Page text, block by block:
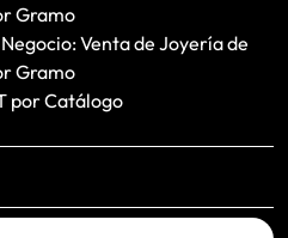
Gramo
Venta de Joyería de
Gramo
por Catálogo